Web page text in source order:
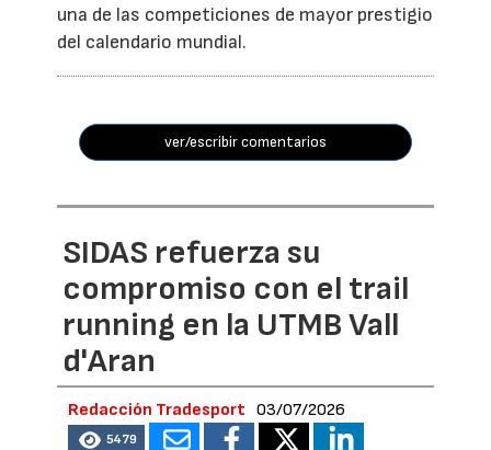
una de las competiciones de mayor prestigio
del calendario mundial.
ver/escribir comentarios
SIDAS refuerza su
compromiso con el trail
running en la UTMB Vall
d'Aran
Redacción Tradesport 03/07/2026
5479